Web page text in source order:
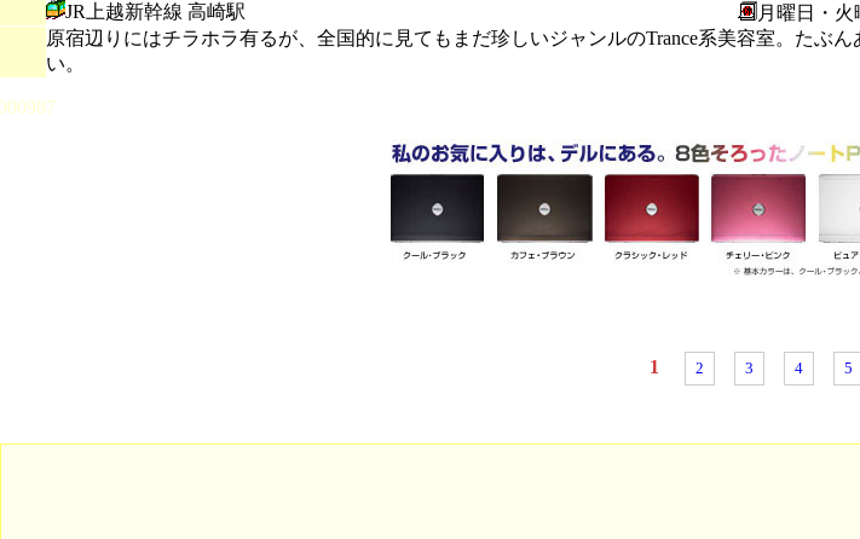
JR上越新幹線 高崎駅
月曜日・火
原宿辺りにはチラホラ有るが、全国的に見てもまだ珍しいジャンルのTrance系美容室。たぶ
い。
1 2 3 4 5